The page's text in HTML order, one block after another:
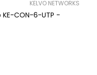
KELVO NETWORKS
KE-CON-6-UTP -